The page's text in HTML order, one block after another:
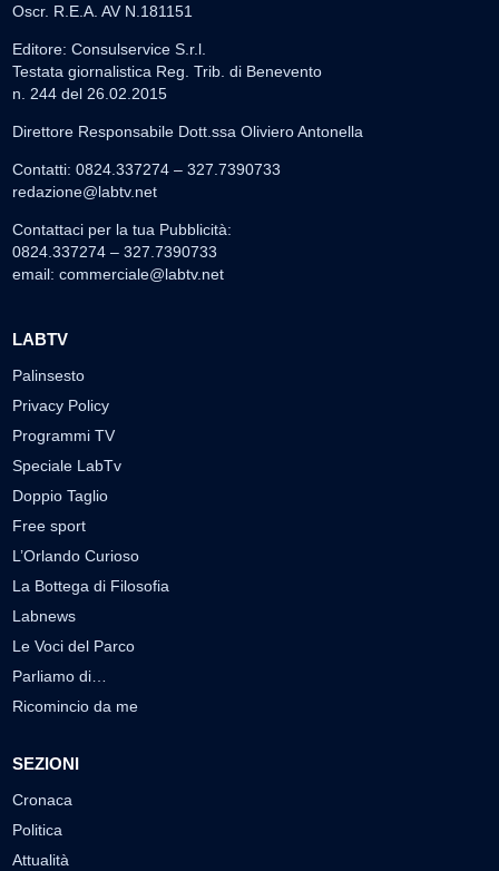
Oscr. R.E.A. AV N.181151
Editore: Consulservice S.r.l.
Testata giornalistica Reg. Trib. di Benevento
n. 244 del 26.02.2015
Direttore Responsabile Dott.ssa Oliviero Antonella
Contatti: 0824.337274 – 327.7390733
redazione@labtv.net
Contattaci per la tua Pubblicità:
0824.337274 – 327.7390733
email: commerciale@labtv.net
LABTV
Palinsesto
Privacy Policy
Programmi TV
Speciale LabTv
Doppio Taglio
Free sport
L’Orlando Curioso
La Bottega di Filosofia
Labnews
Le Voci del Parco
Parliamo di…
Ricomincio da me
SEZIONI
Cronaca
Politica
Attualità